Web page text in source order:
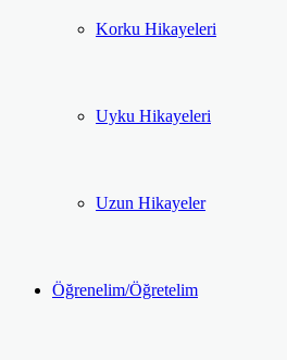
Korku Hikayeleri
Uyku Hikayeleri
Uzun Hikayeler
Öğrenelim/Öğretelim